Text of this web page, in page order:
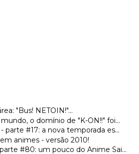
"Bus! NETOIN!"...
o domínio de "K-ON!!" foi...
parte #17: a nova temporada es...
animes - versão 2010!
#80: um pouco do Anime Sai...